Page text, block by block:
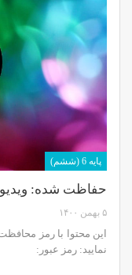
پایه 6 (ششم)
حفاظت شده:
۵ بهمن ۱۴۰۰
این محتوا با رمز
نمایید: رمز عبور: